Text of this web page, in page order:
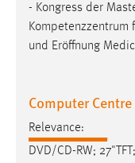
- Kongress der
Kompetenzzentrum
und Eröffnung
Computer
Relevance:
DVD/CD-RW;